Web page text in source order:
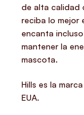
de alta calidad
reciba lo mejor
encanta
mantener la
mascota.
Hills es la
EUA.